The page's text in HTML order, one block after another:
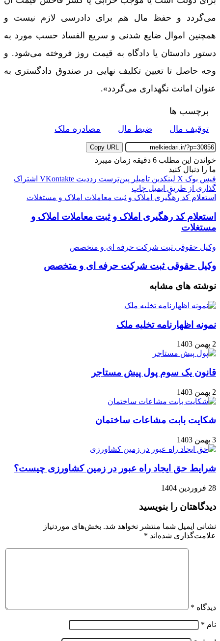
می‌گردد و حفظ مال هم برای دادرسی لازم نیست و
همچنین اموال ضایع شدنی و سریع الفساد حسب مورد به
دستور دادستان یا دادگاه به قیمت روز فروخته می‌شود. و
وجه حاصل تا تعیین تکلیف نهایی در صندوق دادگستری به
عنوان امانت نگهداری می‌گردد».
برچسب ها
توقیف مال
ضبط مال مصادره ملک
Copy URL
خواندن این مطلب 6 دقیقه زمان میبرد
ما را دنبال کنید
فیس بوک X لینکدین ‫تامبلر ‫پین‌ترست ‫رددیت ‫VKontakte اشتراک
گذاری از طریق ایمیل چاپ
استعلام کد رهگیری املاک و ثبت معاملات املاک و مستغلات
استعلام کد رهگیری املاک و ثبت معاملات املاک و
مستغلات
وکیل حقوقی ثبت شرکت حرفه ای و متخصص
وکیل حقوقی ثبت شرکت حرفه ای و متخصص
نوشته های مشابه
نمونه اظهارنامه تخلیه ملک
2 بهمن 1403
قانون یک سوم پول پیش مستاجر
2 بهمن 1403
شکایت بابت مشاعات ساختمان
3 بهمن 1403
شرایط حق ایجاد راه عبور در زمین کشاورزی چیست؟
28 فروردین 1404
دیدگاهتان را بنویسید
نشانی ایمیل شما منتشر نخواهد شد. بخش‌های موردنیاز
علامت‌گذاری شده‌اند *
دیدگاه *
نام *